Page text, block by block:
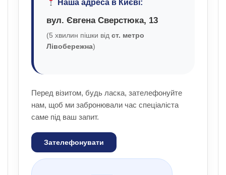
Наша адреса в Києві:
вул. Євгена Сверстюка, 13
(5 хвилин пішки від ст. метро
Лівобережна)
Перед візитом, будь ласка, зателефонуйте
нам, щоб ми забронювали час спеціаліста
саме під ваш запит.
Зателефонувати